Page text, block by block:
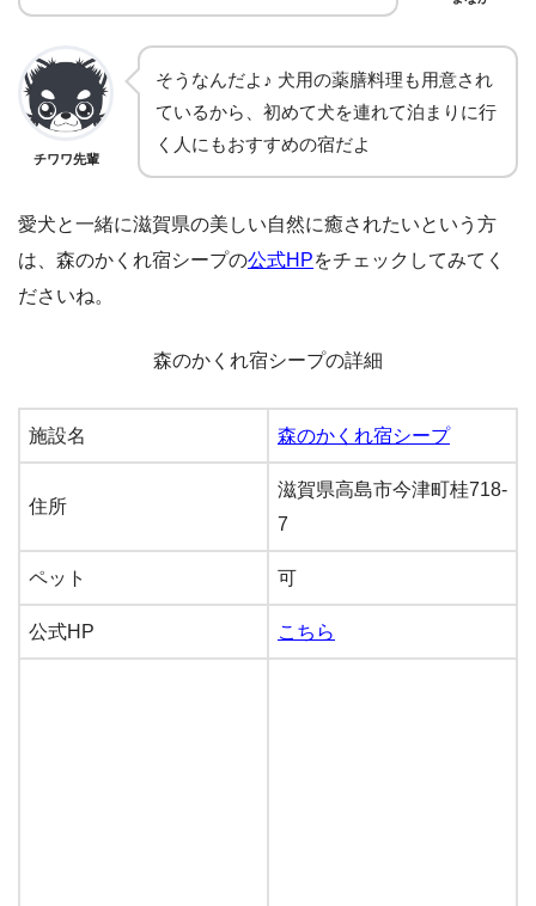
チワワ先輩
そうなんだよ♪ 犬用の薬膳料理も用意され
ているから、初めて犬を連れて泊まりに行
く人にもおすすめの宿だよ
愛犬と一緒に滋賀県の美しい自然に癒されたいという方
は、森のかくれ宿シープの公式HPをチェックしてみてく
ださいね。
森のかくれ宿シープの詳細
施設名 森のかくれ宿シープ
住所
滋賀県高島市今津町桂718-
7
ペット 可
公式HP こちら